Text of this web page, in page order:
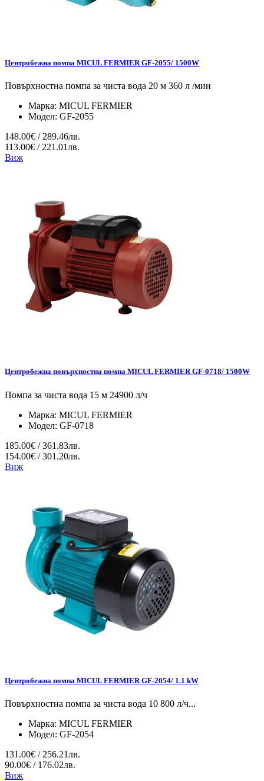
Центробежна помпа MICUL FERMIER GF-2055/ 1500W
Повърхностна помпа за чиста вода 20 м 360 л /мин
Марка: MICUL FERMIER
Модел: GF-2055
148.00€ / 289.46лв.
113.00€ / 221.01лв.
Виж
Центробежна повърхностна помпа MICUL FERMIER GF-0718/ 1500W
Помпа за чиста вода 15 м 24900 л/ч
Марка: MICUL FERMIER
Модел: GF-0718
185.00€ / 361.83лв.
154.00€ / 301.20лв.
Виж
Центробежна помпа MICUL FERMIER GF-2054/ 1.1 kW
Повърхностна помпа за чиста вода 10 800 л/ч...
Марка: MICUL FERMIER
Модел: GF-2054
131.00€ / 256.21лв.
90.00€ / 176.02лв.
Виж